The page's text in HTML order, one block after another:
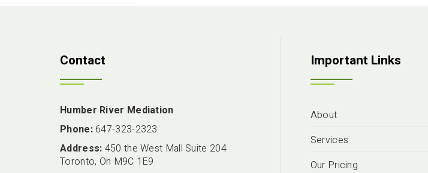
Contact
Humber River Mediation
Phone:647-323-2323
Address: 450 the West Mall Suite 204
Toronto, On M9C 1E9
Important Links
About
Services
Our Pricing